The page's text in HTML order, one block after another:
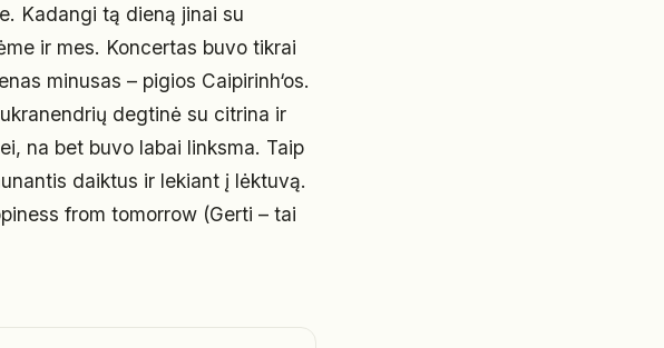
Kadangi tą dieną jinai su
ir mes. Koncertas buvo tikrai
minusas – pigios Caipirinh‘os.
degtinė su citrina ir
na bet buvo labai linksma. Taip
daiktus ir lekiant į lėktuvą.
from tomorrow (Gerti – tai